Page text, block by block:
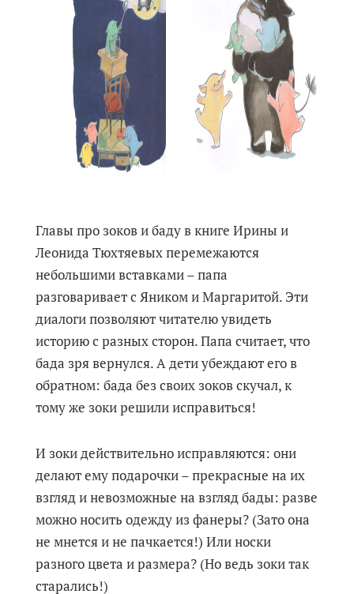
Главы про зоков и баду в книге Ирины и
Леонида Тюхтяевых перемежаются
небольшими вставками – папа
разговаривает с Яником и Маргаритой. Эти
диалоги позволяют читателю увидеть
историю с разных сторон. Папа считает, что
бада зря вернулся. А дети убеждают его в
обратном: бада без своих зоков скучал, к
тому же зоки решили исправиться!
И зоки действительно исправляются: они
делают ему подарочки – прекрасные на их
взгляд и невозможные на взгляд бады: разве
можно носить одежду из фанеры? (Зато она
не мнется и не пачкается!) Или носки
разного цвета и размера? (Но ведь зоки так
старались!)